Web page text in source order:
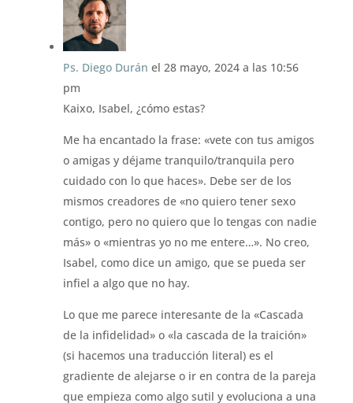
Ps. Diego Durán el 28 mayo, 2024 a las 10:56
pm
Kaixo, Isabel, ¿cómo estas?
Me ha encantado la frase: «vete con tus amigos
o amigas y déjame tranquilo/tranquila pero
cuidado con lo que haces». Debe ser de los
mismos creadores de «no quiero tener sexo
contigo, pero no quiero que lo tengas con nadie
más» o «mientras yo no me entere…». No creo,
Isabel, como dice un amigo, que se pueda ser
infiel a algo que no hay.
Lo que me parece interesante de la «Cascada
de la infidelidad» o «la cascada de la traición»
(si hacemos una traducción literal) es el
gradiente de alejarse o ir en contra de la pareja
que empieza como algo sutil y evoluciona a una